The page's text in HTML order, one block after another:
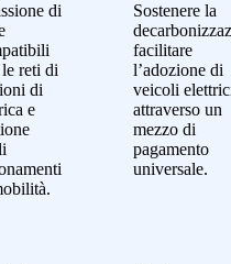
di
reti di
di
e
Sostenere la
facilitare
l’adozione di
veicoli
attraverso un
mezzo di
pagamento
universale.